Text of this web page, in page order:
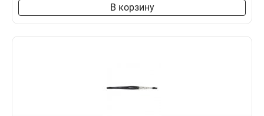
В корзину